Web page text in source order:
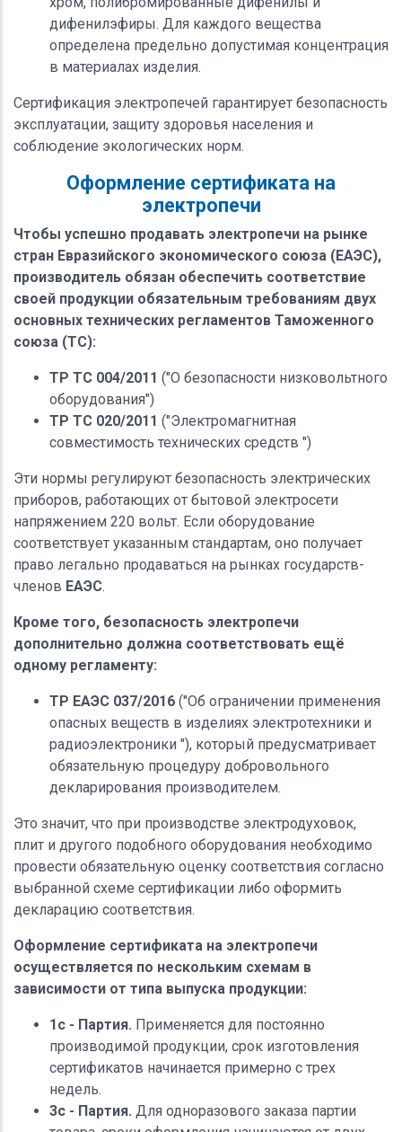
дифенилэфиры. Для каждого вещества
определена предельно допустимая концентрация
в материалах изделия.
Сертификация электропечей гарантирует безопасность
эксплуатации, защиту здоровья населения и
соблюдение экологических норм.
Оформление сертификата на
электропечи
Чтобы успешно продавать электропечи на рынке
стран Евразийского экономического союза (ЕАЭС),
производитель обязан обеспечить соответствие
своей продукции обязательным требованиям двух
основных технических регламентов Таможенного
союза (ТС):
ТР ТС 004/2011 ("О безопасности низковольтного
оборудования")
ТР ТС 020/2011 ("Электромагнитная
совместимость технических средств ")
Эти нормы регулируют безопасность электрических
приборов, работающих от бытовой электросети
напряжением 220 вольт. Если оборудование
соответствует указанным стандартам, оно получает
право легально продаваться на рынках государств-
членов ЕАЭС.
Кроме того, безопасность электропечи
дополнительно должна соответствовать ещё
одному регламенту:
ТР ЕАЭС 037/2016 ("Об ограничении применения
опасных веществ в изделиях электротехники и
радиоэлектроники "), который предусматривает
обязательную процедуру добровольного
декларирования производителем.
Это значит, что при производстве электродуховок,
плит и другого подобного оборудования необходимо
провести обязательную оценку соответствия согласно
выбранной схеме сертификации либо оформить
декларацию соответствия.
Оформление сертификата на электропечи
осуществляется по нескольким схемам в
зависимости от типа выпуска продукции:
1с - Партия. Применяется для постоянно
производимой продукции, срок изготовления
сертификатов начинается примерно с трех
недель.
3с - Партия. Для одноразового заказа партии